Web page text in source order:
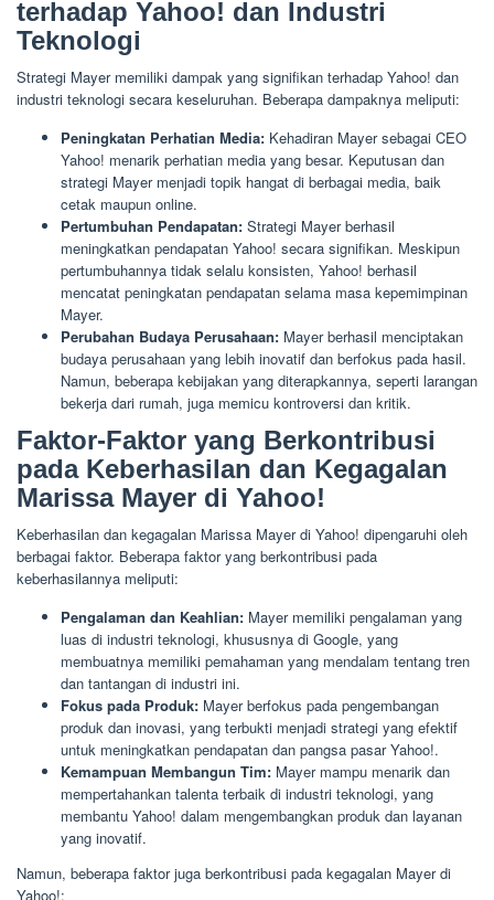
terhadap Yahoo! dan Industri
Teknologi
Strategi Mayer memiliki dampak yang signifikan terhadap Yahoo! dan
industri teknologi secara keseluruhan. Beberapa dampaknya meliputi:
Peningkatan Perhatian Media: Kehadiran Mayer sebagai CEO
Yahoo! menarik perhatian media yang besar. Keputusan dan
strategi Mayer menjadi topik hangat di berbagai media, baik
cetak maupun online.
Pertumbuhan Pendapatan: Strategi Mayer berhasil
meningkatkan pendapatan Yahoo! secara signifikan. Meskipun
pertumbuhannya tidak selalu konsisten, Yahoo! berhasil
mencatat peningkatan pendapatan selama masa kepemimpinan
Mayer.
Perubahan Budaya Perusahaan: Mayer berhasil menciptakan
budaya perusahaan yang lebih inovatif dan berfokus pada hasil.
Namun, beberapa kebijakan yang diterapkannya, seperti larangan
bekerja dari rumah, juga memicu kontroversi dan kritik.
Faktor-Faktor yang Berkontribusi
pada Keberhasilan dan Kegagalan
Marissa Mayer di Yahoo!
Keberhasilan dan kegagalan Marissa Mayer di Yahoo! dipengaruhi oleh
berbagai faktor. Beberapa faktor yang berkontribusi pada
keberhasilannya meliputi:
Pengalaman dan Keahlian: Mayer memiliki pengalaman yang
luas di industri teknologi, khususnya di Google, yang
membuatnya memiliki pemahaman yang mendalam tentang tren
dan tantangan di industri ini.
Fokus pada Produk: Mayer berfokus pada pengembangan
produk dan inovasi, yang terbukti menjadi strategi yang efektif
untuk meningkatkan pendapatan dan pangsa pasar Yahoo!.
Kemampuan Membangun Tim: Mayer mampu menarik dan
mempertahankan talenta terbaik di industri teknologi, yang
membantu Yahoo! dalam mengembangkan produk dan layanan
yang inovatif.
Namun, beberapa faktor juga berkontribusi pada kegagalan Mayer di
Yahoo!: